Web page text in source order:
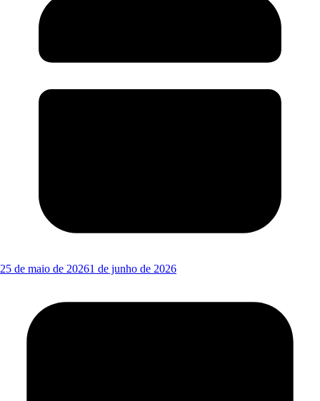
25 de maio de 20261 de junho de 2026